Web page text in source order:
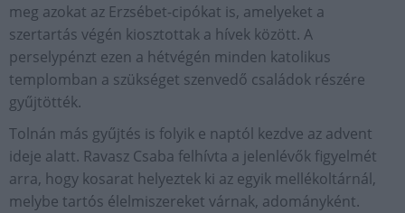
meg azokat az Erzsébet-cipókat is, amelyeket a
szertartás végén kiosztottak a hívek között. A
perselypénzt ezen a hétvégén minden katolikus
templomban a szükséget szenvedő családok részére
gyűjtötték.
Tolnán más gyűjtés is folyik e naptól kezdve az advent
ideje alatt. Ravasz Csaba felhívta a jelenlévők figyelmét
arra, hogy kosarat helyeztek ki az egyik mellékoltárnál,
melybe tartós élelmiszereket várnak, adományként.